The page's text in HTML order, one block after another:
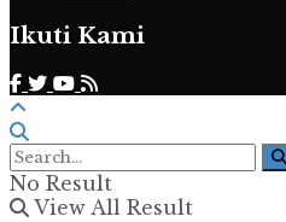
Ikuti Kami
No Result
View All Result